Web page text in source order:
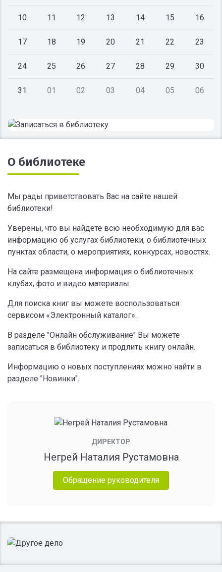
10 11 12 13 14 15 16
17 18 19 20 21 22 23
24 25 26 27 28 29 30
31 01 02 03 04 05 06
О библиотеке
Мы рады приветствовать Вас на сайте нашей
библиотеки!
Уверены, что вы найдете всю необходимую для вас
информацию об услугах библиотеки, о библиотечных
пунктах области, о мероприятиях, конкурсах, новостях.
На сайте размещена информация о библиотечных
клубах, фото и видео материалы.
Для поиска книг вы можете воспользоваться
сервисом «Электронный каталог».
В разделе "Онлайн обслуживание" Вы можете
записаться в библиотеку и продлить книгу онлайн.
Информацию о новых поступлениях можно найти в
разделе "Новинки".
ДИРЕКТОР
Негрей Наталия Рустамовна
Обращение руководителя